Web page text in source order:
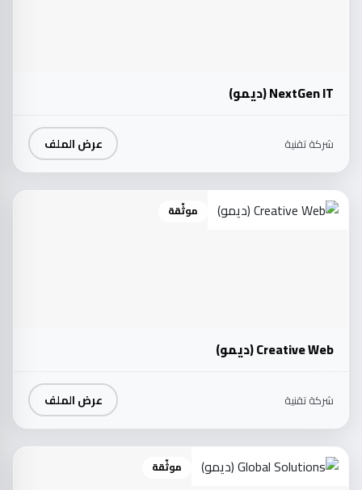
NextGen IT (ديمو)
شركة تقنية عرض الملف
موثّقة
Creative Web (ديمو)
شركة تقنية عرض الملف
موثّقة